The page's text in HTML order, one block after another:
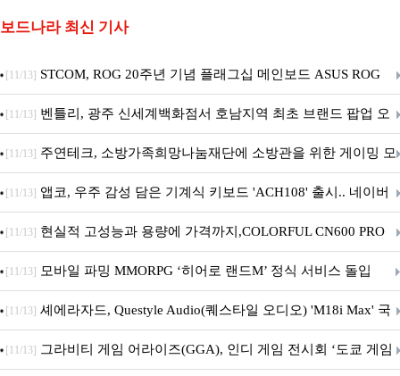
보드나라 최신 기사
[11/13] STCOM, ROG 20주년 기념 플래그십 메인보드 ASUS ROG
Crosshair X870E EDITION 20 국내 출시 예정
[11/13] 벤틀리, 광주 신세계백화점서 호남지역 최초 브랜드 팝업 오
픈
[11/13] 주연테크, 소방가족희망나눔재단에 소방관을 위한 게이밍 모
니터·스마트 펫 침대 기부
[11/13] 앱코, 우주 감성 담은 기계식 키보드 'ACH108' 출시.. 네이버
브랜드데이 기획전 진행
[11/13] 현실적 고성능과 용량에 가격까지,COLORFUL CN600 PRO
M.2 NVMe 디앤디컴 1TB
[11/13] 모바일 파밍 MMORPG ‘히어로 랜드M’ 정식 서비스 돌입
[11/13] 셰에라자드, Questyle Audio(퀘스타일 오디오) 'M18i Max' 국
내 정식 출시
[11/13] 그라비티 게임 어라이즈(GGA), 인디 게임 전시회 ‘도쿄 게임